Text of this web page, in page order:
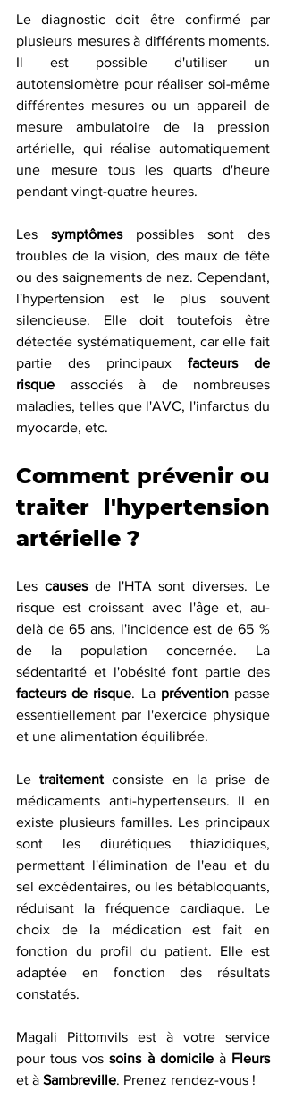
Le diagnostic doit être confirmé par
plusieurs mesures à différents moments.
Il est possible d'utiliser un
autotensiomètre pour réaliser soi-même
différentes mesures ou un appareil de
mesure ambulatoire de la pression
artérielle, qui réalise automatiquement
une mesure tous les quarts d'heure
pendant vingt-quatre heures.
Les symptômes possibles sont des
troubles de la vision, des maux de tête
ou des saignements de nez. Cependant,
l'hypertension est le plus souvent
silencieuse. Elle doit toutefois être
détectée systématiquement, car elle fait
partie des principaux facteurs de
risque associés à de nombreuses
maladies, telles que l'AVC, l'infarctus du
myocarde, etc.
Comment prévenir ou
traiter l'hypertension
artérielle ?
Les causes de l'HTA sont diverses. Le
risque est croissant avec l'âge et, au-
delà de 65 ans, l'incidence est de 65 %
de la population concernée. La
facteurs de risque. La prévention passe
essentiellement par l'exercice physique
et une alimentation équilibrée.
Le traitement consiste en la prise de
médicaments anti-hypertenseurs. Il en
existe plusieurs familles. Les principaux
sont les diurétiques thiazidiques,
permettant l'élimination de l'eau et du
sel excédentaires, ou les bétabloquants,
réduisant la fréquence cardiaque. Le
choix de la médication est fait en
fonction du profil du patient. Elle est
adaptée en fonction des résultats
constatés.
Magali Pittomvils est à votre service
pour tous vos soins à domicile à
Fleurs
et à Sambreville. Prenez rendez-vous !